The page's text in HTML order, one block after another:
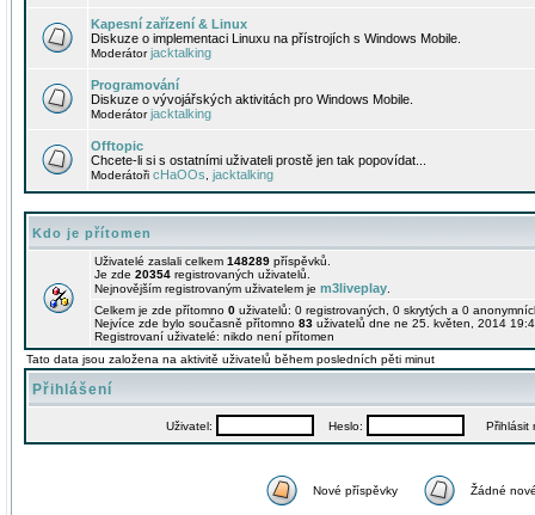
Kapesní zařízení & Linux
Diskuze o implementaci Linuxu na přístrojích s Windows Mobile.
Moderátorjacktalking
Programování
Diskuze o vývojářských aktivitách pro Windows Mobile.
Moderátorjacktalking
Offtopic
Chcete-li si s ostatními uživateli prostě jen tak popovídat...
Moderátoři cHaOOs jacktalking
Kdo je přítomen
Uživatelé zaslali celkem 148289 příspěvků.
Je zde 20354 registrovaných uživatelů.
Nejnovějším registrovaným uživatelem je m3liveplay
Celkem je zde přítomno 0 uživatelů: 0 registrovaných, 0 skrytých a 0
Nejvíce zde bylo současně přítomno 83 uživatelů dne ne 25. květen, 2014
Registrovaní uživatelé: nikdo není přítomen
Tato data jsou založena na aktivitě uživatelů během posledních pěti minut
Přihlášení
Uživatel: Heslo: Přihlásit
Nové příspěvky Žádné